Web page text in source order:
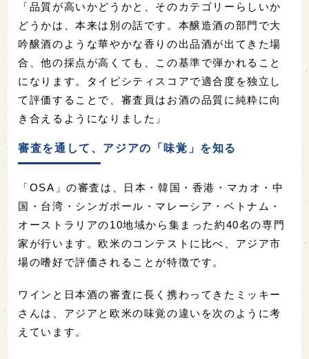
「品質が高いかどうかと、そのカテゴリーらしいか
どうかは、本来は別の話です。本醸造酒の部門で大
吟醸酒のような華やかな香りの出品酒が出てきた場
合、他の採点が高くても、この基準で弾かれること
になります。タイピシティスコアで適合度を独立し
て評価することで、審査員はお酒の品質に純粋に向
き合えるようになりました」
審査を通して、アジアの「味覚」を知る
「OSA」の審査は、日本・韓国・香港・マカオ・中
国・台湾・シンガポール・マレーシア・ベトナム・
オーストラリアの10地域から集まった約40名の専門
家が行います。欧米のコンテストに比べ、アジア市
場の嗜好で評価されることが特徴です。
ワインと日本酒の審査に長く携わってきたミッキー
さんは、アジアと欧米の味覚の違いを次のように考
えています。